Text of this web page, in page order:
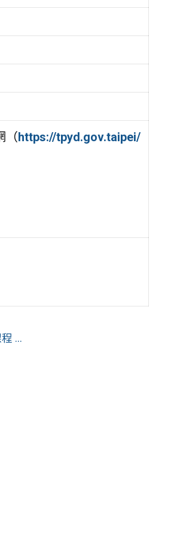
（https://tpyd.gov.taipei/
...